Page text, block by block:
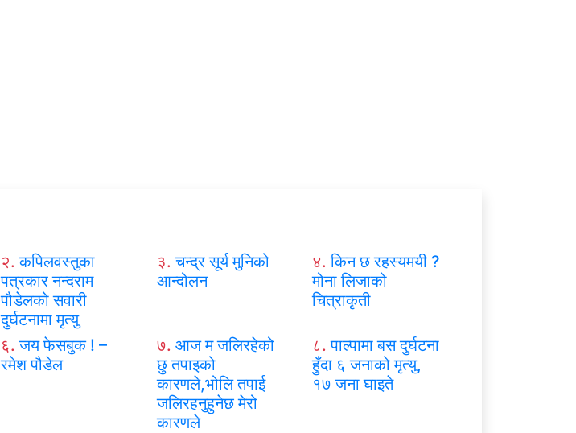
२. कपिलवस्तुका
पत्रकार नन्दराम
पौडेलको सवारी
दुर्घटनामा मृत्यु
३. चन्द्र सूर्य मुनिको
आन्दोलन
४. किन छ रहस्यमयी ?
मोना लिजाको
चित्राकृती
६. जय फेसबुक ! –
रमेश पौडेल
७. आज म जलिरहेको
छु तपाइको
कारणले,भोलि तपाई
जलिरहनुहुनेछ मेरो
कारणले
८. पाल्पामा बस दुर्घटना
हुँदा ६ जनाको मृत्यु,
१७ जना घाइते